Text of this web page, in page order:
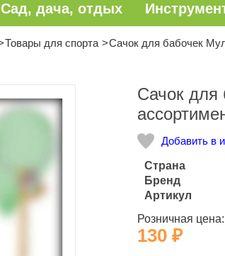
Сад, дача, отдых
Товары для спорта Сачок для бабочек
Сачок для
Добавить в
Страна
Бренд
Артикул
Розничная цена:
130 ₽